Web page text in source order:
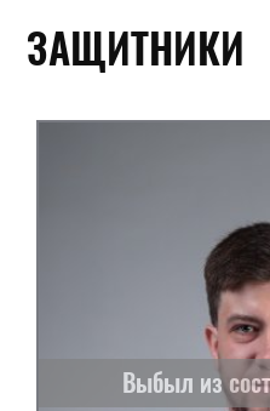
ЗАЩИТНИКИ
Выбыл из